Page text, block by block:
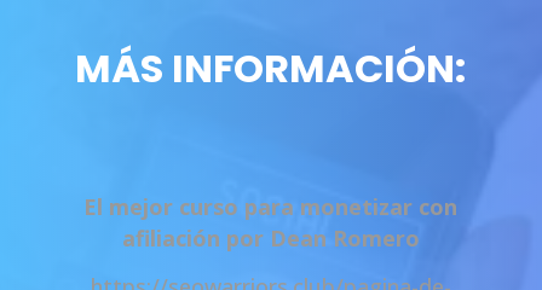
MÁS INFORMACIÓN:
El mejor curso para monetizar con
afiliación por Dean Romero